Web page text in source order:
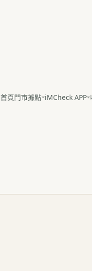
首頁門市據點 iMCheck APP